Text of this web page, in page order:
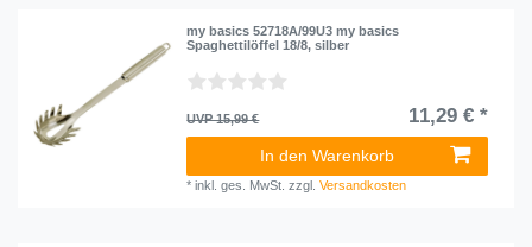
my basics 52718A/99U3 my basics
Spaghettilöffel 18/8, silber
UVP 15,99 € 11,29 € *
In den Warenkorb
*inkl. ges. MwSt. zzgl.Versandkosten